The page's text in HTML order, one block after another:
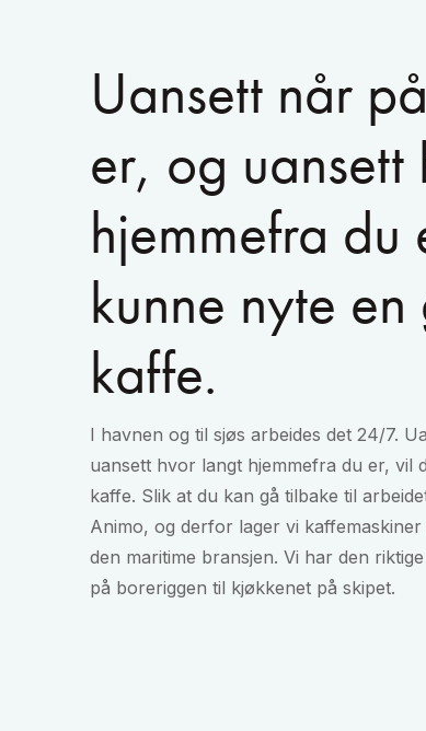
Uansett når
er, og
hjemmefra du
kunne nyte
kaffe.
I havnen og til sjøs arbeides det 24/7.
uansett hvor langt hjemmefra du er, vil
kaffe. Slik at du kan gå tilbake til
Animo, og derfor lager vi
den maritime bransjen. Vi har den
på boreriggen til kjøkkenet på skipet.